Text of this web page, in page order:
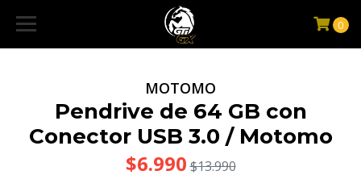
0
MOTOMO
Pendrive de 64 GB con
Conector USB 3.0 / Motomo
$6.990 $13.990